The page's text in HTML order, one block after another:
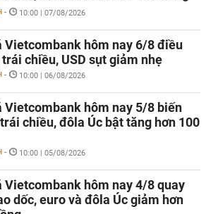
- 10:00 | 07/08/2026
Vietcombank hôm nay 6/8 điều
chiều, USD sụt giảm nhẹ
- 10:00 | 06/08/2026
Vietcombank hôm nay 5/8 biến
chiều, đôla Úc bật tăng hơn 100
- 10:00 | 05/08/2026
Vietcombank hôm nay 4/8 quay
dốc, euro và đôla Úc giảm hơn